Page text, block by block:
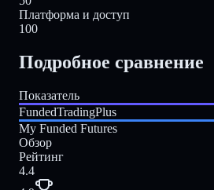
Платформа и доступ
100
Подробное сравнение
Показатель
FundedTradingPlus
My Funded Futures
Обзор
Рейтинг
4.4